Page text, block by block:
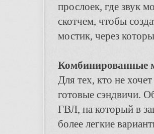
прослоек, где звук
скотчем, чтобы
мостик, через
Комбинированные
Для тех, кто не
готовые сэндвичи.
ГВЛ, на который в
более легкие